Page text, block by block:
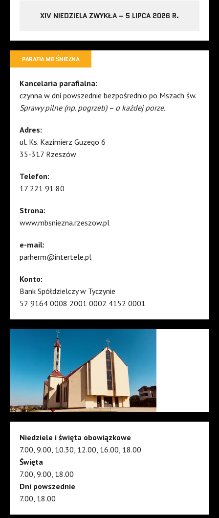
XIV NIEDZIELA ZWYKŁA – 5 LIPCA 2026 R.
PARAFIA MB ŚNIEŻNA
Kancelaria parafialna:
czynna w dni powszednie bezpośrednio po Mszach św.
Sprawy pilne (np. pogrzeb) – o każdej porze.
Adres:
ul. Ks. Kazimierz Guzego 6
35-317 Rzeszów
Telefon:
17 221 91 80
Strona:
www.mbsniezna.rzeszow.pl
e-mail:
parherm@intertele.pl
Konto:
Bank Spółdzielczy w Tyczynie
52 9164 0008 2001 0002 4152 0001
Niedziele i święta obowiązkowe
7.00, 9.00, 10.30, 12.00, 16.00, 18.00
Święta
7.00, 9.00, 18.00
Dni powszednie
7.00, 18.00